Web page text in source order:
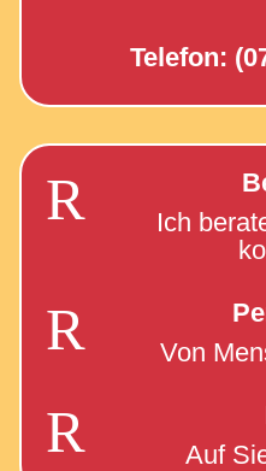
Telefon:
R
Ich
R
Von
R
Auf